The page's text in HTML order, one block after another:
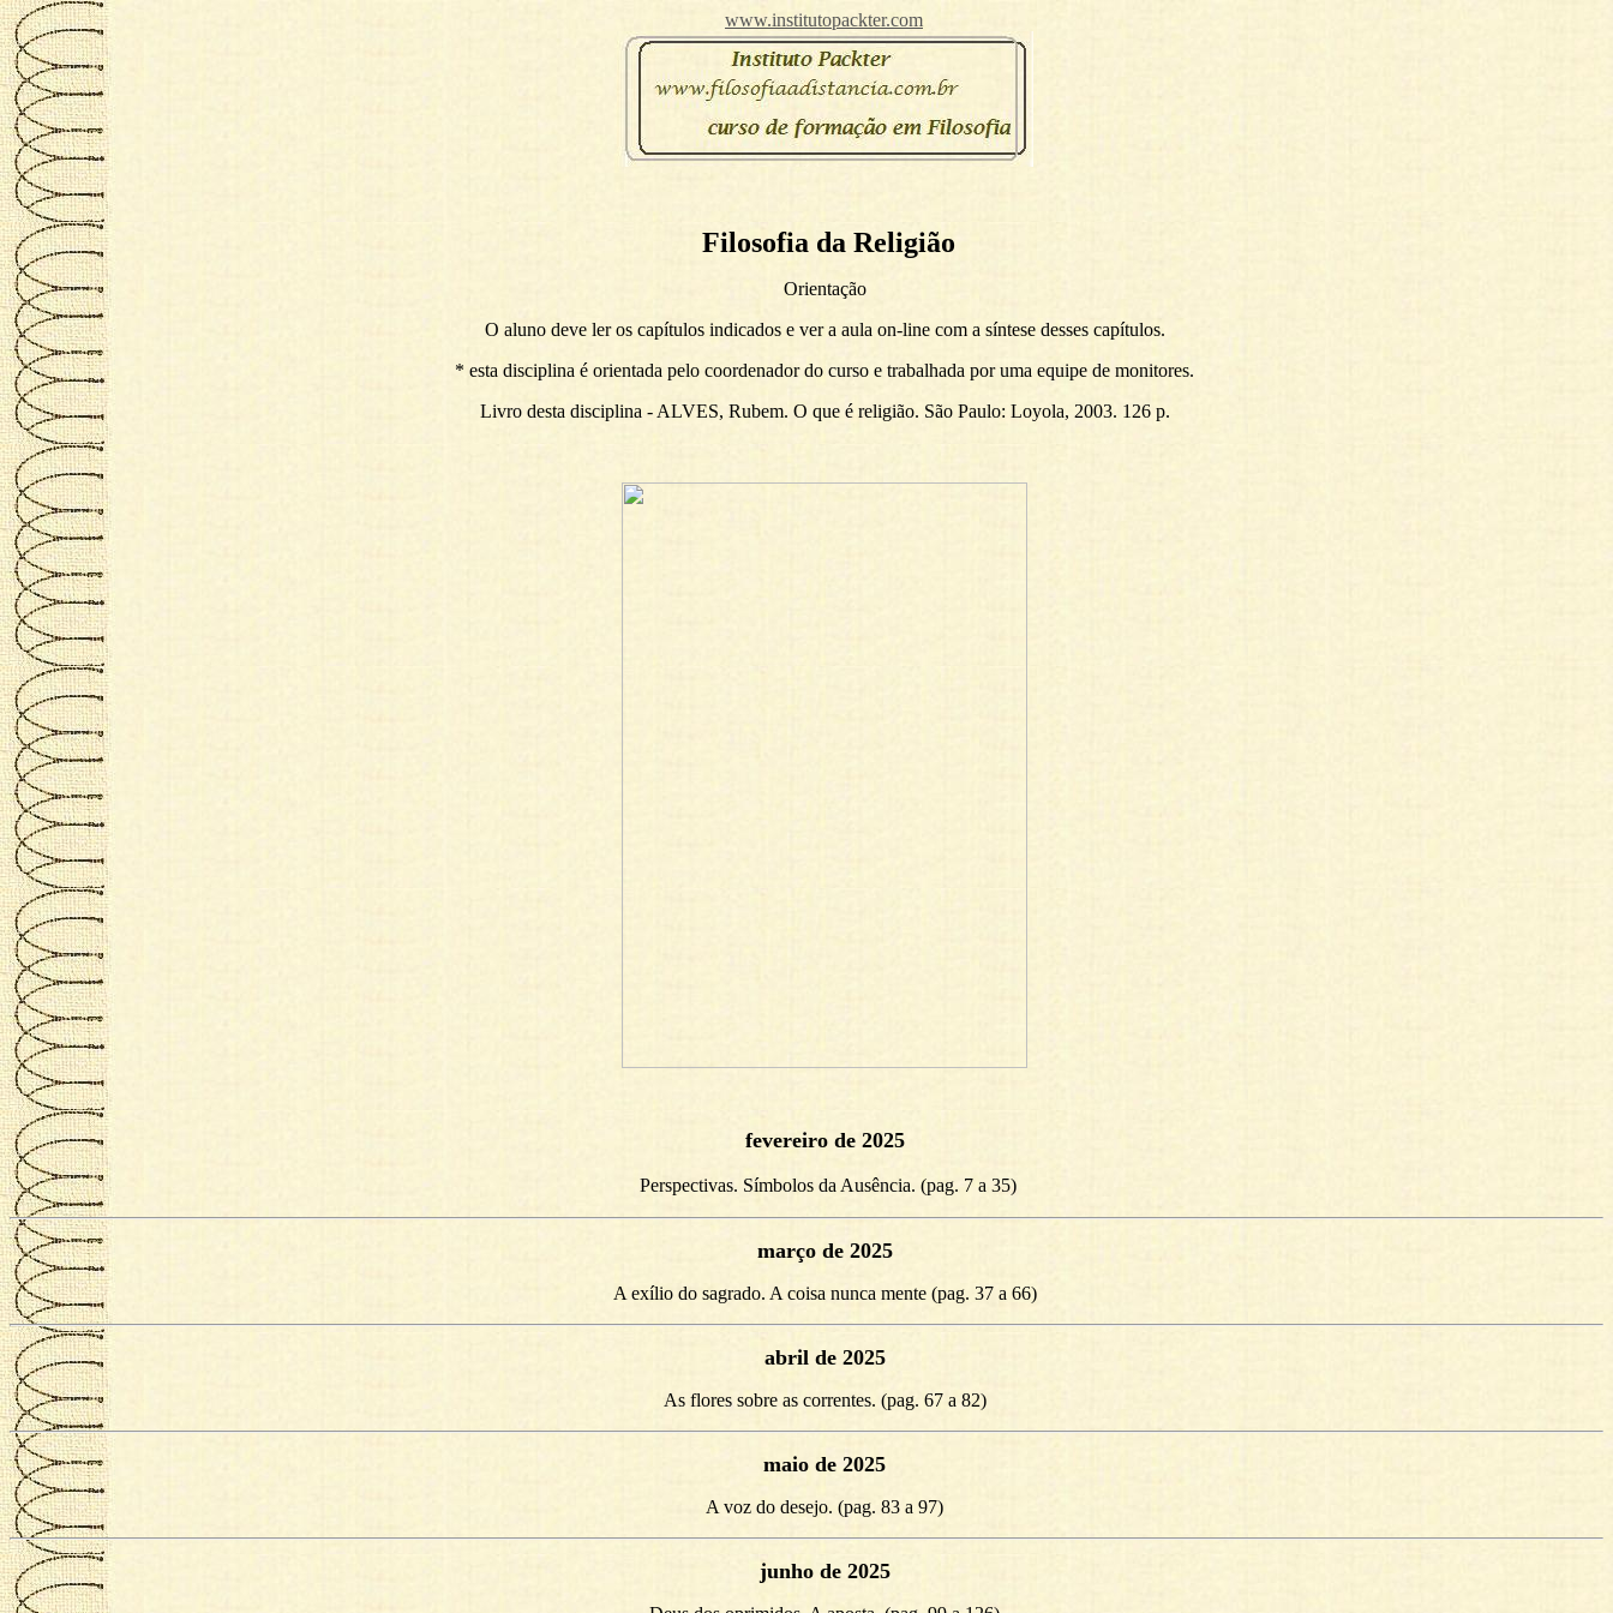
www.institutopackter.com
Filosofia da Religião
Orientação
O aluno deve ler os capítulos indicados e ver a aula on-line com a síntese desses capítulos.
* esta disciplina é orientada pelo coordenador do curso e trabalhada por uma equipe de monitores.
Livro desta disciplina - ALVES, Rubem. O que é religião. São Paulo: Loyola, 2003. 126 p.
fevereiro de 2025
Perspectivas. Símbolos da Ausência. (pag. 7 a 35)
março de 2025
A exílio do sagrado. A coisa nunca mente (pag. 37 a 66)
abril de 2025
As flores sobre as correntes. (pag. 67 a 82)
maio de 2025
A voz do desejo. (pag. 83 a 97)
junho de 2025